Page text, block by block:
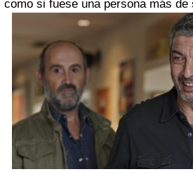
como si fuese una persona más de